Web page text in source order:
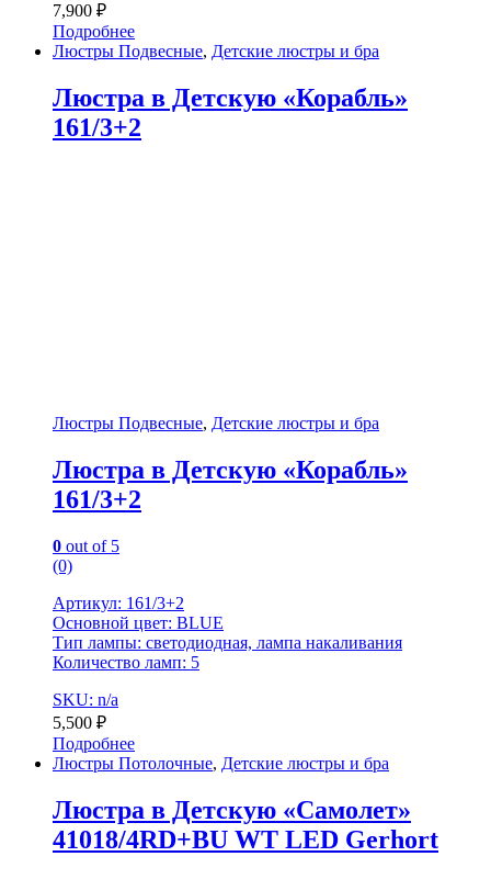
7,900 ₽
Подробнее
Люстры Подвесные, Детские люстры и бра
Люстра в Детскую «Корабль»
161/3+2
Люстры Подвесные, Детские люстры и бра
Люстра в Детскую «Корабль»
161/3+2
0 out of 5
(0)
Артикул: 161/3+2
Основной цвет: BLUE
Тип лампы: светодиодная, лампа накаливания
Количество ламп: 5
SKU: n/a
5,500 ₽
Подробнее
Люстры Потолочные, Детские люстры и бра
Люстра в Детскую «Самолет»
41018/4RD+BU WT LED Gerhort